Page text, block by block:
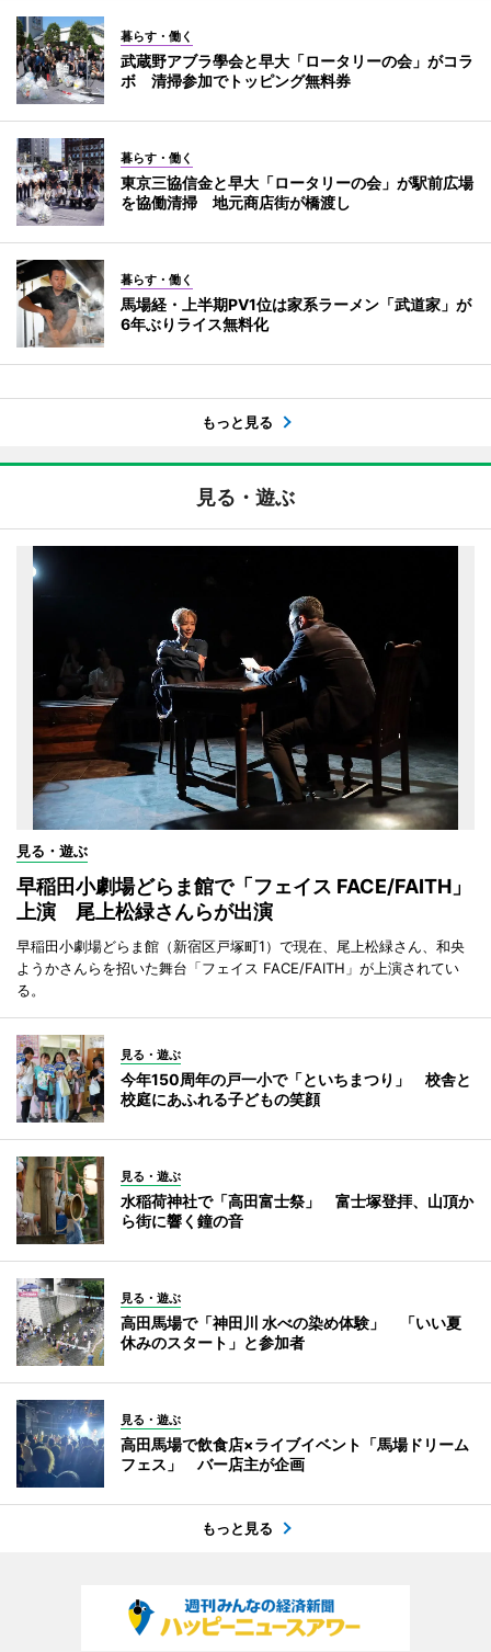
暮らす・働く
武蔵野アブラ學会と早大「ロータリーの会」がコラ
ボ 清掃参加でトッピング無料券
暮らす・働く
東京三協信金と早大「ロータリーの会」が駅前広場
を協働清掃 地元商店街が橋渡し
暮らす・働く
馬場経・上半期PV1位は家系ラーメン「武道家」が
6年ぶりライス無料化
もっと見る
見る・遊ぶ
見る・遊ぶ
早稲田小劇場どらま館で「フェイス FACE/FAITH」
上演 尾上松緑さんらが出演
早稲田小劇場どらま館（新宿区戸塚町1）で現在、尾上松緑さん、和央
ようかさんらを招いた舞台「フェイス FACE/FAITH」が上演されてい
る。
見る・遊ぶ
今年150周年の戸一小で「といちまつり」 校舎と
校庭にあふれる子どもの笑顔
見る・遊ぶ
水稲荷神社で「高田富士祭」 富士塚登拝、山頂か
ら街に響く鐘の音
見る・遊ぶ
高田馬場で「神田川 水べの染め体験」 「いい夏
休みのスタート」と参加者
見る・遊ぶ
高田馬場で飲食店×ライブイベント「馬場ドリーム
フェス」 バー店主が企画
もっと見る